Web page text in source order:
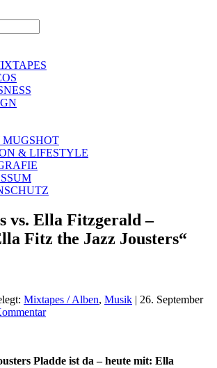
& LIFESTYLE
vs. Ella Fitzgerald –
Fitz the Jazz Jousters“
Mixtapes / Alben, Musik | 26. September
Pladde ist da – heute mit: Ella